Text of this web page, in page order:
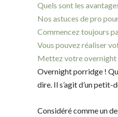
Quels sont les
Nos astuces de pro
Commencez toujours
Vous pouvez réaliser
Mettez votre overnight
Overnight porridge !
dire. Il s’agit d’un
Considéré comme un